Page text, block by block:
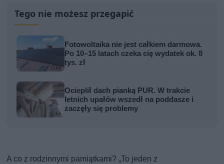
Tego nie możesz przegapić
Fotowoltaika nie jest całkiem darmowa.
Po 10–15 latach czeka cię wydatek ok. 8
tys. zł
Ocieplił dach pianką PUR. W trakcie
letnich upałów wszedł na poddasze i
zaczęły się problemy
A co z rodzinnymi pamiątkami? „To jeden z